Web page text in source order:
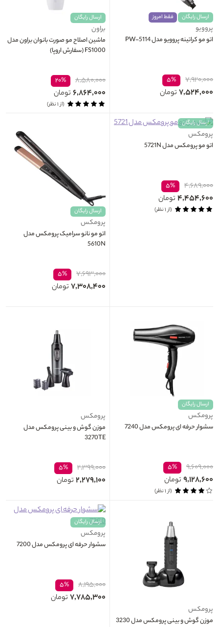
ارسال رایگان فقط امروز
پروویو
اتو مو کراتینه پروویو مدل PW-5114
۷,۹۲۰,۰۰۰ ۵%
۷,۵۲۴,۰۰۰ تومان
ارسال رایگان
براون
ماشین اصلاح مو صورت بانوان براون مدل
FS1000 (سفارش اروپا)
۸,۵۸۰,۰۰۰ ۲۰%
۶,۸۶۴,۰۰۰ تومان
(از ۱ نظر)
ارسال رایگان
پرومکس
اتو مو پرومکس مدل 5721N
۴,۶۸۹,۰۰۰ ۵%
۴,۴۵۴,۶۰۰ تومان
(از ۱ نظر) ارسال رایگان
پرومکس
اتو مو نانو سرامیک پرومکس مدل
5610N
۷,۶۹۳,۰۰۰ ۵%
۷,۳۰۸,۴۰۰ تومان
ارسال رایگان
پرومکس
سشوار حرفه‌ ای پرومکس مدل 7240
۹,۶۰۹,۰۰۰ ۵%
۹,۱۲۸,۶۰۰ تومان
(از ۱ نظر)
پرومکس
موزن گوش و بینی پرومکس مدل
3270TE
۲,۳۹۹,۰۰۰ ۵%
۲,۲۷۹,۱۰۰ تومان
پرومکس
موزن گوش و بینی پرومکس مدل 3230
ارسال رایگان
پرومکس
سشوار حرفه ای پرومکس مدل 7200
۸,۱۹۵,۰۰۰ ۵%
۷,۷۸۵,۳۰۰ تومان